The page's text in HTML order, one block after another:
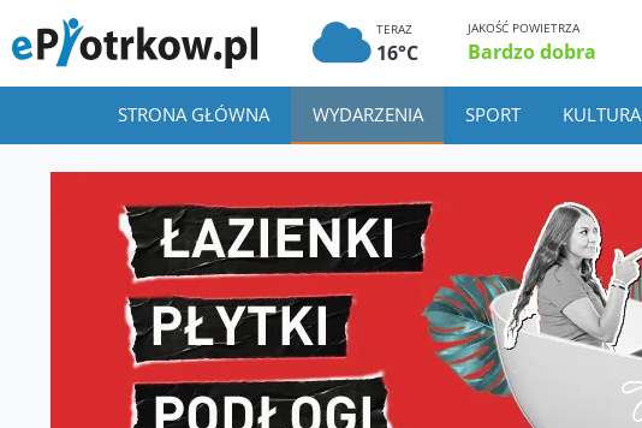
TERAZ
16°C
JAKOŚĆ POWIETRZA
Bardzo dobra
STRONA GŁÓWNA WYDARZENIA SPORT KULTURA